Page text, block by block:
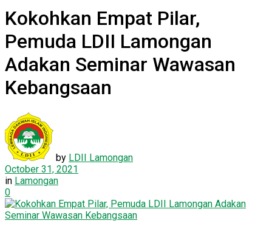
Kokohkan Empat Pilar,
Pemuda LDII Lamongan
Adakan Seminar Wawasan
Kebangsaan
by LDII Lamongan
October 31, 2021
in Lamongan
0